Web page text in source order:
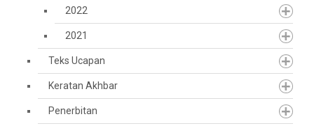
2022
2021
Teks Ucapan
Keratan Akhbar
Penerbitan